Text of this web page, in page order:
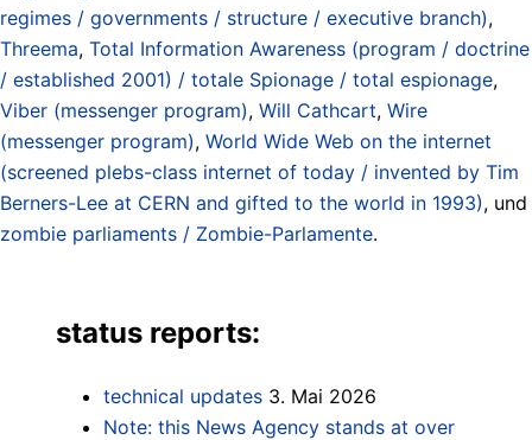
regimes / governments / structure / executive branch),
Threema, Total Information Awareness (program / doctrine
/ established 2001) / totale Spionage / total espionage,
Viber (messenger program), Will Cathcart, Wire
(messenger program), World Wide Web on the internet
(screened plebs-class internet of today / invented by Tim
Berners-Lee at CERN and gifted to the world in 1993), und
zombie parliaments / Zombie-Parlamente.
status reports:
technical updates 3. Mai 2026
Note: this News Agency stands at over